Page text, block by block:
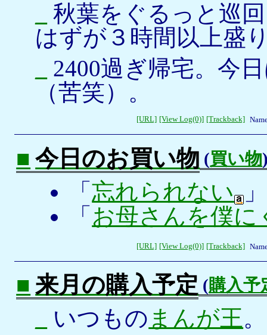
秋葉をぐるっと巡
はずが３時間以上盛
2400過ぎ帰宅。今
（苦笑）。
[URL] [View Log(0)] [Trackback]
■ 今日のお買い物 (買い物
「忘れられない
「 お母さんを僕に
[URL] [View Log(0)] [Trackback]
■ 来月の購入予定 (購入予
いつもの まんが王。